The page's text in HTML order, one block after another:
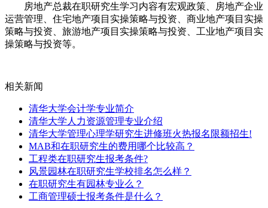
房地产总裁在职研究生学习内容有宏观政策、房地产企业
运营管理、住宅地产项目实操策略与投资、商业地产项目实操
策略与投资、旅游地产项目实操策略与投资、工业地产项目实
操策略与投资等。
相关新闻
清华大学会计学专业简介
清华大学人力资源管理专业介绍
清华大学管理心理学研究生进修班火热报名限额招生!
MAB和在职研究生的费用哪个比较高？
工程类在职研究生报考条件?
风景园林在职研究生学校排名怎么样？
在职研究生有园林专业么？
工商管理硕士报考条件是什么？